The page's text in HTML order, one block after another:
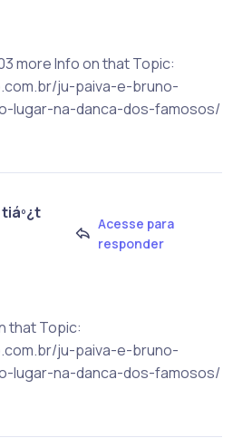
more Info on that Topic:
ju-paiva-e-bruno-
lugar-na-danca-dos-famosos/
tiáº¿t
Acesse para
responder
that Topic:
ju-paiva-e-bruno-
lugar-na-danca-dos-famosos/